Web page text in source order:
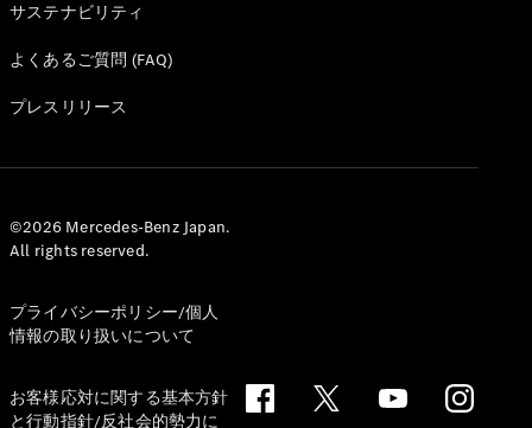
デジタルプ
ロダクト
サービスプ
ログラム
サステナビリティ
よくあるご質問 (FAQ)
プレスリリース
©2026 Mercedes-Benz Japan.
All rights reserved.
プライバシーポリシー/個人
情報の取り扱いについて
お客様応対に関する基本方針
と行動指針/反社会的勢力に